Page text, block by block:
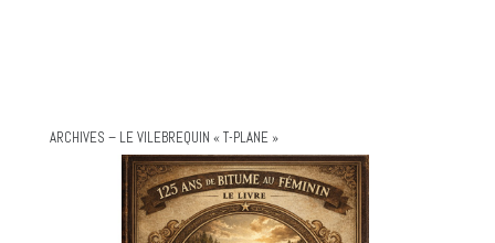
ARCHIVES – LE VILEBREQUIN « T-PLANE »